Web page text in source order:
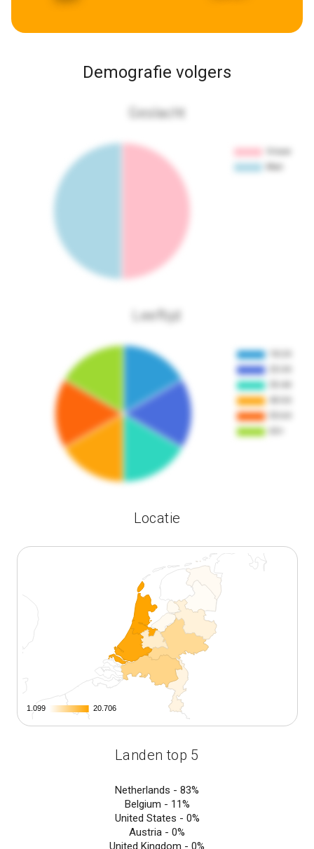
Demografie volgers
Geslacht
Leeftijd
Locatie
1.099
1.099 20.706
20.706
Landen top 5
Netherlands - 83%
Belgium - 11%
United States - 0%
Austria - 0%
United Kingdom - 0%